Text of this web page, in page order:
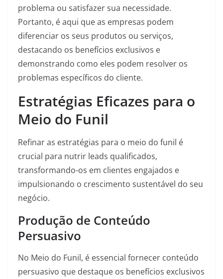
problema ou satisfazer sua necessidade.
Portanto, é aqui que as empresas podem
diferenciar os seus produtos ou serviços,
destacando os benefícios exclusivos e
demonstrando como eles podem resolver os
problemas específicos do cliente.
Estratégias Eficazes para o
Meio do Funil
Refinar as estratégias para o meio do funil é
crucial para nutrir leads qualificados,
transformando-os em clientes engajados e
impulsionando o crescimento sustentável do seu
negócio.
Produção de Conteúdo
Persuasivo
No Meio do Funil, é essencial fornecer conteúdo
persuasivo que destaque os benefícios exclusivos